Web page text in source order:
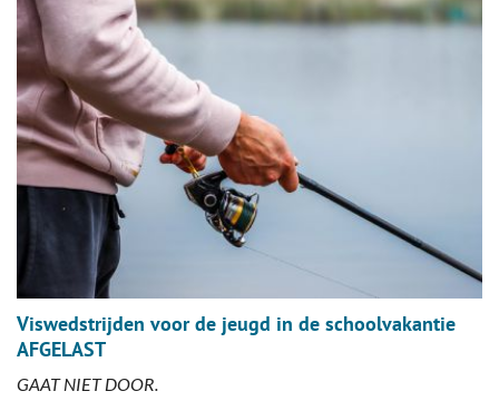
Viswedstrijden voor de jeugd in de schoolvakantie
AFGELAST
GAAT NIET DOOR.